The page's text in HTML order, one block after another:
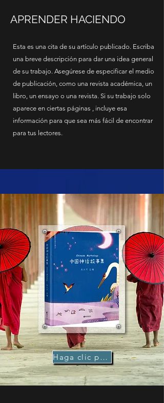
APRENDER HACIENDO
Esta es una cita de su artículo publicado. Escriba
una breve descripción para dar una idea general
de su trabajo. Asegúrese de especificar el medio
de publicación, como una revista académica, un
libro, un ensayo o una revista. Si su trabajo solo
aparece en ciertas páginas , incluye esa
información para que sea más fácil de encontrar
para tus lectores.
Haga clic para comprar